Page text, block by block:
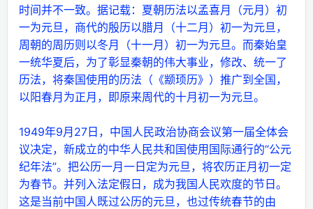
时间并不一致。据记载：夏朝历法以孟喜月（元月）初
一为元旦，商代的殷历以腊月（十二月）初一为元旦，
周朝的周历则以冬月（十一月）初一为元旦。而秦始皇
一统华夏后，为了彰显秦朝的伟大事业，修改、统一了
历法，将秦国使用的历法（《颛顼历》）推广到全国，
以阳春月为正月，即原来周代的十月初一为元旦。
1949年9月27日，中国人民政治协商会议第一届全体会
议决定，新成立的中华人民共和国使用国际通行的“公元
纪年法”。把公历一月一日定为元旦，将农历正月初一定
为春节。并列入法定假日，成为我国人民欢度的节日。
这是当前中国人既过公历的元旦，也过传统春节的由